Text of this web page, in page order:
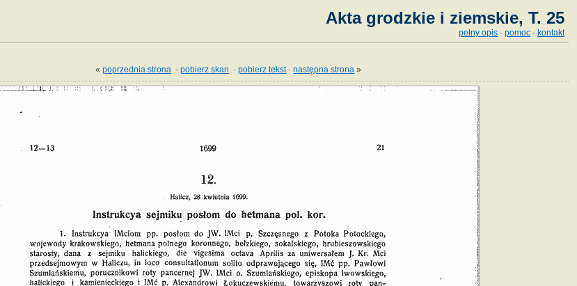
Akta grodzkie i ziemskie, T. 25
pełny opis · pomoc · kontakt
«poprzednia strona ·pobierz skan ·pobierz tekst·następna strona »